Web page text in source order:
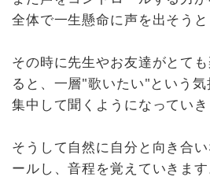
全体で一生懸命に声を出そうと
その時に先生やお友達がとて
ると、一層"歌いたい"という
集中して聞くようになっていき
そうして自然に自分と向き合
ールし、音程を覚えていきます